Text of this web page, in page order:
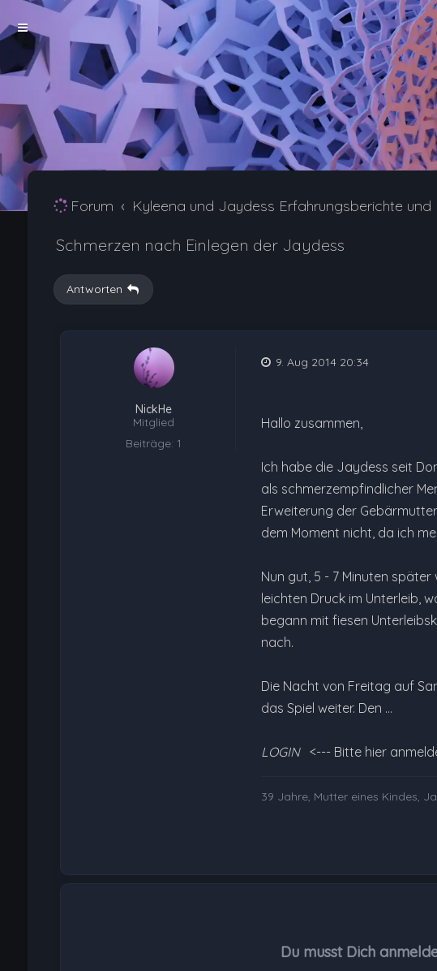
Forum Kyleena und Jaydess Erfahrungsberichte und
Schmerzen nach Einlegen der Jaydess
Antworten
NickHe
Mitglied
Beiträge: 1
9. Aug 2014 20:34
Hallo zusammen,
Ich habe die Jaydess seit
als schmerzempfindlicher
Erweiterung der
dem Moment nicht, da ich
Nun gut, 5 - 7 Minuten
leichten Druck im Unterleib,
begann mit fiesen
nach.
Die Nacht von Freitag auf
das Spiel weiter. Den …
LOGIN <--- Bitte hier
39 Jahre, Mutter eines Kindes,
Du musst Dich